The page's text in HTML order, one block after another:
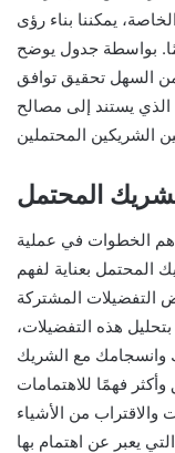
يمكننا بناء رؤى
بواسطة جدول يوضح
السهل تحقيق توافق
الذي يستند إلى مصالح
المحتمل
الخطوات في عملية
بعناية لفهم
التفضيلات المشتركة
هذه التفضيلات،
وانسجامك مع الشريك
فهمًا للاهتمامات
والاقتراب من الأشياء